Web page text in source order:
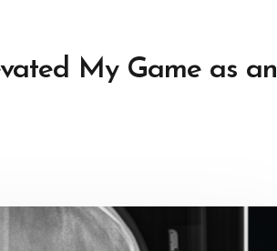
My Game as an